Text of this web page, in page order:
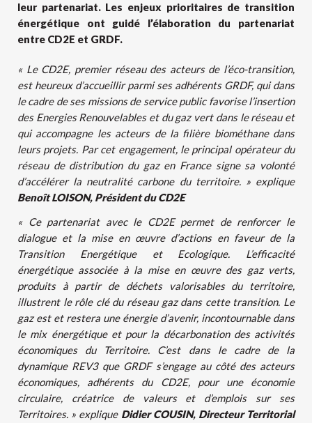
leur partenariat. Les enjeux prioritaires de transition
énergétique ont guidé l’élaboration du partenariat
entre CD2E et GRDF.
« Le CD2E, premier réseau des acteurs de l’éco-transition,
est heureux d’accueillir parmi ses adhérents GRDF, qui dans
le cadre de ses missions de service public favorise l’insertion
des Energies Renouvelables et du gaz vert dans le réseau et
qui accompagne les acteurs de la filière biométhane dans
leurs projets. Par cet engagement, le principal opérateur du
réseau de distribution du gaz en France signe sa volonté
d’accélérer la neutralité carbone du territoire. » explique
Benoît LOISON, Président du CD2E
« Ce partenariat avec le CD2E permet de renforcer le
dialogue et la mise en œuvre d’actions en faveur de la
Transition Energétique et Ecologique. L’efficacité
énergétique associée à la mise en œuvre des gaz verts,
produits à partir de déchets valorisables du territoire,
illustrent le rôle clé du réseau gaz dans cette transition. Le
gaz est et restera une énergie d’avenir, incontournable dans
le mix énergétique et pour la décarbonation des activités
économiques du Territoire. C’est dans le cadre de la
dynamique REV3 que GRDF s’engage au côté des acteurs
économiques, adhérents du CD2E, pour une économie
circulaire, créatrice de valeurs et d’emplois sur ses
Territoires. » explique Didier COUSIN, Directeur Territorial